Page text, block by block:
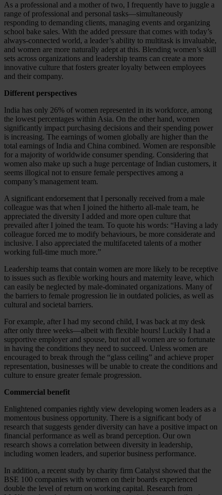
As a professional and a mother of two, I frequently have to juggle a
range of professional and personal tasks—simultaneously
responding to demanding clients, managing events and organizing
school bake sales. With the added pressure that comes with today’s
always-connected world, a leader’s ability to multitask is invaluable,
and women are more naturally adept at this. Blending women’s skill
sets across organizations and leadership teams can create a more
innovative culture that fosters greater loyalty between employees
and their company.
Different perspectives
India has only 26% of women represented in its workforce, among
the lowest percentages within Asia. On the other hand, women
significantly impact purchasing decisions and their spending power
is increasing. The earnings of women globally are higher than the
total earnings of India and China combined. Women are responsible
for a majority of worldwide consumer spending. Considering that
women also make up such a huge percentage of Indian customers, it
seems illogical not to ensure female perspectives among a
company’s management team.
A significant endorsement that I personally received from a male
colleague was that when I joined the hitherto all-male team, he
appreciated the diversity I added and more open culture that
prevailed after I joined the team. To quote his words: “Having a lady
colleague forced me to modify behaviours, be more considerate and
inclusive. I also appreciated the multifaceted talents of a mother
working full-time much more.”
Leadership teams that contain women are more likely to be receptive
to issues such as flexible working hours and maternity leave, which
can easily be neglected by male-dominated organizations. Many of
the barriers to female progression lie in outdated policies, as well as
cultural and societal barriers.
For example, after I had my second child, I was back at my desk
after only three weeks—albeit with flexible hours! Luckily I had a
supportive employer and spouse, but not all women are so fortunate
in having the conditions they need to succeed. Unless women are
encouraged to break through the “glass ceiling” and achieve proper
representation, businesses will be unable to create the conditions and
culture to ensure greater female progression.
Commercial benefit
Enlightened companies rightly view developing women leaders as a
momentous business opportunity. There is a significant body of
research that suggests gender diversity can have a positive impact on
financial performance as well as brand perception. Our own
research shows a correlation between diversity in leadership,
including women leaders, and superior business performance.
In addition, a recent study by charity firm Catalyst showed that the
BSE 100 companies with women on their boards experienced
double the level of return on working capital. Research from